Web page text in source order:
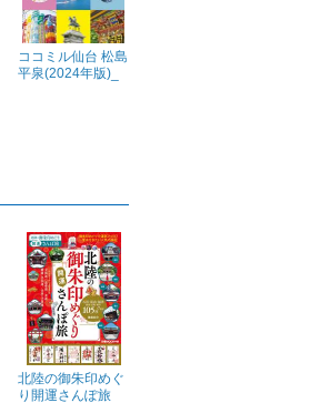
ココミル仙台 松島
平泉(2024年版)_
北陸の御朱印めぐ
り開運さんぽ旅